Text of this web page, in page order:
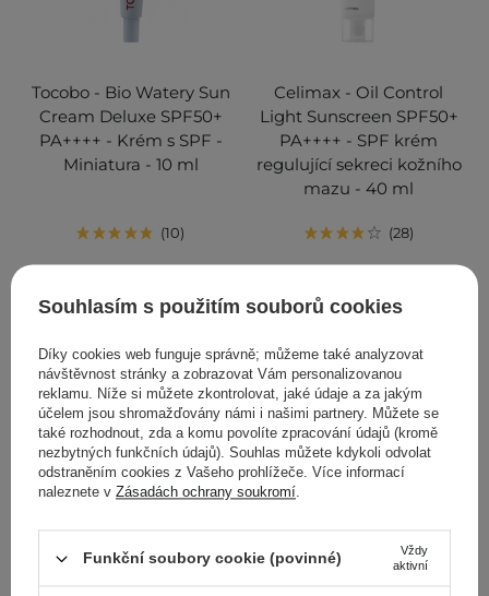
Tocobo - Bio Watery Sun
Cream Deluxe SPF50+
PA++++ - Krém s SPF -
Miniatura - 10 ml
10
Celimax - Oil Control
Light Sunscreen SPF50+
PA++++ - SPF krém
regulující sekreci kožního
mazu - 40 ml
28
Souhlasím s použitím souborů cookies
Díky cookies web funguje správně; můžeme také analyzovat
návštěvnost stránky a zobrazovat Vám personalizovanou
reklamu. Níže si můžete zkontrolovat, jaké údaje a za jakým
účelem jsou shromažďovány námi i našimi partnery. Můžete se
také rozhodnout, zda a komu povolíte zpracování údajů (kromě
nezbytných funkčních údajů). Souhlas můžete kdykoli odvolat
odstraněním cookies z Vašeho prohlížeče. Více informací
naleznete v Zásadách ochrany soukromí.
Funkční soubory cookie (povinné)
Vždy
aktivní